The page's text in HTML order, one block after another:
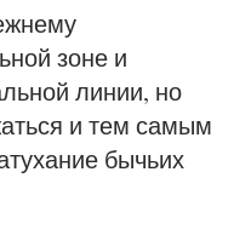
зоне и
линии, но
и тем самым
бычьих